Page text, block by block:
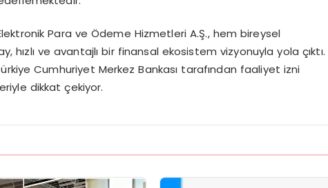
Para ve Ödeme Hizmetleri A.Ş., hem bireysel
hızlı ve avantajlı bir finansal ekosistem vizyonuyla yola çıktı.
Cumhuriyet Merkez Bankası tarafından faaliyet izni
dikkat çekiyor.